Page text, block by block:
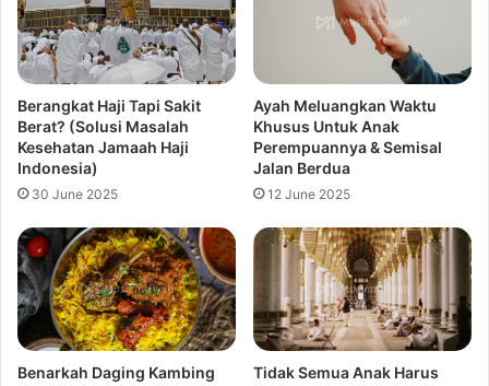
Berangkat Haji Tapi Sakit
Berat? (Solusi Masalah
Kesehatan Jamaah Haji
Indonesia)
30 June 2025
Ayah Meluangkan Waktu
Khusus Untuk Anak
Perempuannya & Semisal
Jalan Berdua
12 June 2025
Benarkah Daging Kambing
Tidak Semua Anak Harus